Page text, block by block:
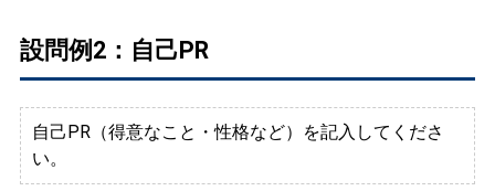
設問例2：自己PR
自己PR（得意なこと・性格など）を記入してくださ
い。